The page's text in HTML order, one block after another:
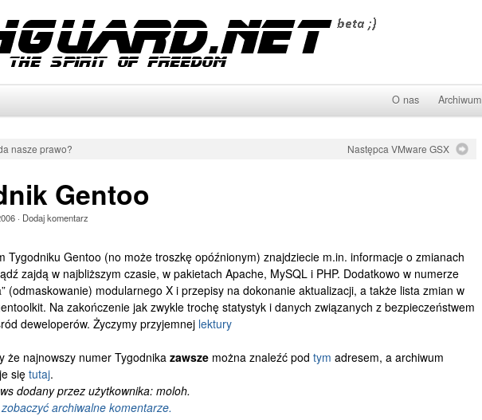
O nas Archiwum
nasze prawo? Następca VMware GSX
Gentoo
· Dodaj komentarz
Tygodniku Gentoo (no może troszkę opóźnionym) znajdziecie m.in. informacje o zmianach
zajdą w najbliższym czasie, w pakietach Apache, MySQL i PHP. Dodatkowo w numerze
(odmaskowanie) modularnego X i przepisy na dokonanie aktualizacji, a także lista zmian w
Na zakończenie jak zwykle trochę statystyk i danych związanych z bezpieczeństwem
deweloperów. Życzymy przyjemnej lektury
że najnowszy numer Tygodnika zawsze można znaleźć pod tym adresem, a archiwum
się tutaj.
dodany przez użytkownika: moloh.
archiwalne komentarze.